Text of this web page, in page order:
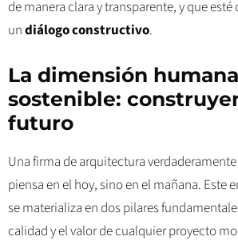
de manera clara y transparente, y que esté
undiálogo constructivo.
La dimensión
sostenible:
futuro
Una firma de arquitectura
piensa en el hoy, sino en el mañana. Este
se materializa en dos pilares
calidad y el valor de cualquier proyecto